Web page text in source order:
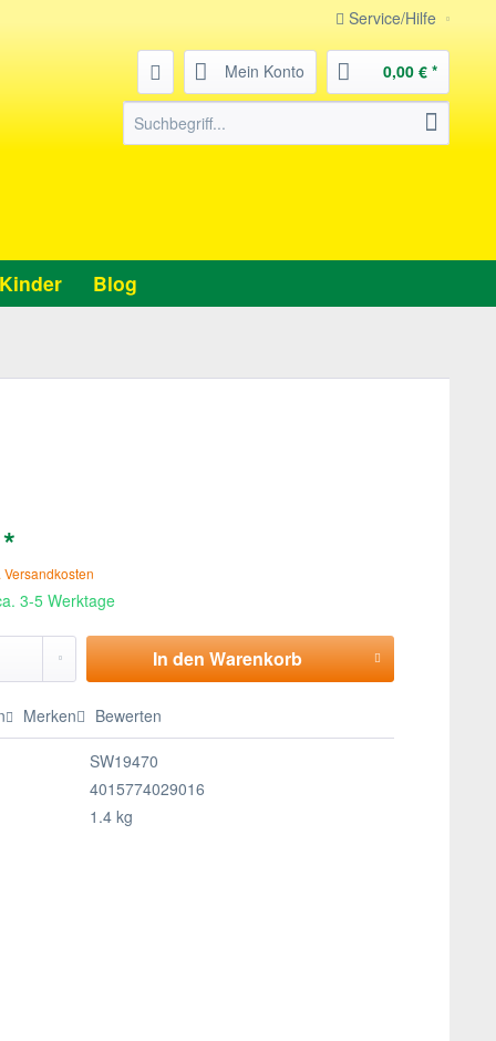
Service/Hilfe
Mein Konto 0,00 € *
Kinder Blog
Versandkosten
3-5 Werktage
In denWarenkorb
Merken Bewerten
SW19470
4015774029016
1.4 kg